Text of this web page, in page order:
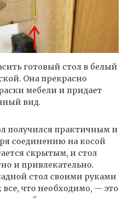
готовый стол в белый
Она прекрасно
мебели и придает
вид.
получился практичным и
соединению на косой
скрытым, и стол
и привлекательно.
стол своими руками
все, что необходимо, — это